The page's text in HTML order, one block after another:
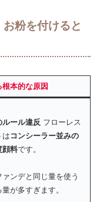
粉を付けると
根本的な原因
ルール違反 フローレス
は コンシーラー並みの
顔料です。
ァンデと同じ量を使う
が多すぎます。